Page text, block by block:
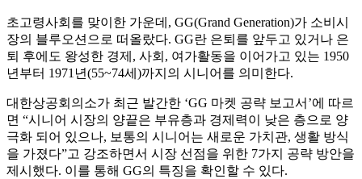
초고령사회를 맞이한 가운데, GG(Grand Generation)가 소비시
장의 블루오션으로 떠올랐다. GG란 은퇴를 앞두고 있거나 은
퇴 후에도 왕성한 경제, 사회, 여가활동을 이어가고 있는 1950
년부터 1971년(55~74세)까지의 시니어를 의미한다.
대한상공회의소가 최근 발간한 ‘GG 마켓 공략 보고서’에 따르
면 “시니어 시장의 양끝은 부유층과 경제력이 낮은 층으로 양
극화 되어 있으나, 보통의 시니어는 새로운 가치관, 생활 방식
을 가졌다”고 강조하면서 시장 선점을 위한 7가지 공략 방안을
제시했다. 이를 통해 GG의 특징을 확인할 수 있다.